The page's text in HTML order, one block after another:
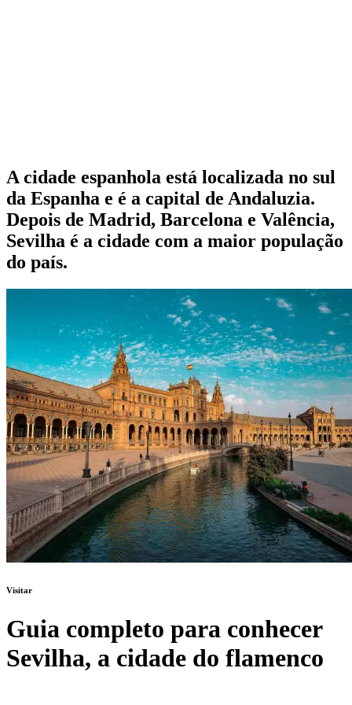
A cidade espanhola está localizada no sul
da Espanha e é a capital de Andaluzia.
Depois de Madrid, Barcelona e Valência,
Sevilha é a cidade com a maior população
do país.
Visitar
Guia completo para conhecer
Sevilha, a cidade do flamenco